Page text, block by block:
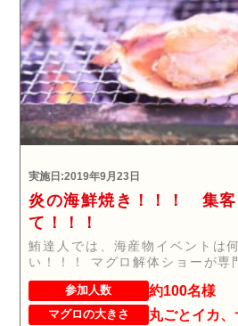
実施日:2019年9月23日
炎の海鮮焼き！！！ 集客
て！！！
鮪達人では、海産物イベントは
い！！！ マグロ解体ショーが専
お客...
参加人数 約100名様
マグロの大きさ
丸ごとイカ